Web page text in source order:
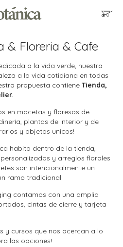
& Floreria & Cafe
a la vida verde, nuestra
a la vida cotidiana en todas
propuesta contiene Tienda,
en macetas y floresos de
plantas de interior y de
y objetos unicos!
habita dentro de la tienda,
y arreglos florales
son intencionalmente un
ramo tradicional.
contamos con una amplia
cintas de cierre y tarjeta
y cursos que nos acercan a lo
las opciones!